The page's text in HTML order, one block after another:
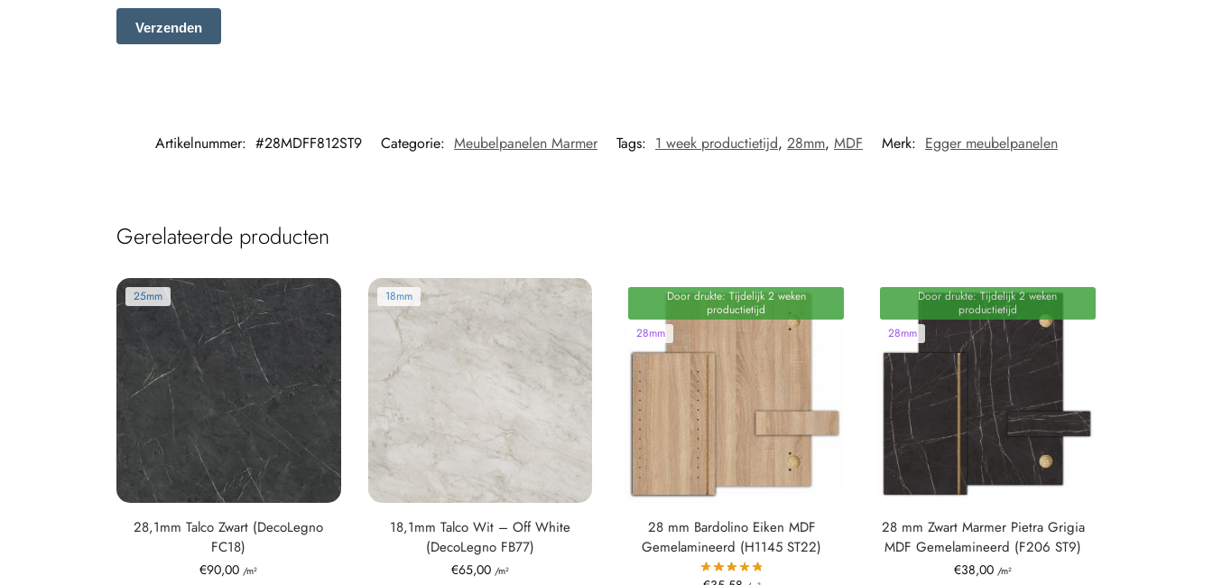
Artikelnummer: #28MDFF812ST9 Categorie: Meubelpanelen Marmer Tags: 1 week productietijd, 28mm, MDF Merk: Egger meubelpanelen
Gerelateerde producten
25mm
28,1mm Talco Zwart (DecoLegno
FC18)
€90,00 /m²
18mm
18,1mm Talco Wit – Off White
(DecoLegno FB77)
€65,00 /m²
Door drukte: Tijdelijk 2 weken
productietijd
28mm
28 mm Bardolino Eiken MDF
Gemelamineerd (H1145 ST22)
Door drukte: Tijdelijk 2 weken
productietijd
28mm
28 mm Zwart Marmer Pietra Grigia
MDF Gemelamineerd (F206 ST9)
€38,00 /m²